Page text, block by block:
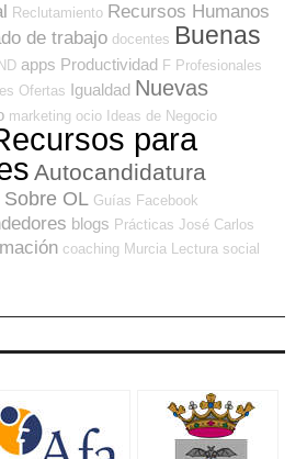
Reclutamiento Recursos Humanos
de trabajo docentes Buenas
apps Productividad F Profesionales
Ofertas Igualdad Nuevas
marketing ocio Ideas de Negocio
para
Autocandidatura
OL Guías Facebook
blogs Prácticas José Carlos
coaching Murcia Lectura social